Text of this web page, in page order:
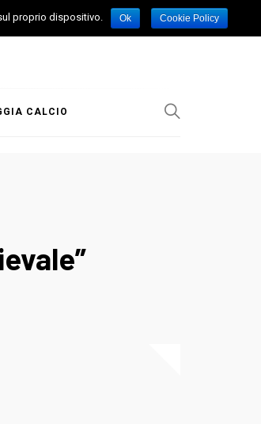
CALCIO
proprio dispositivo. Ok Cookie Policy